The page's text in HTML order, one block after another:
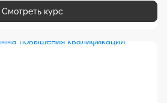
Смотреть курс